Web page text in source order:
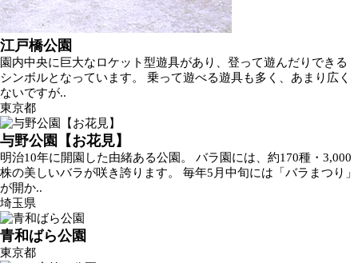
江戸橋公園
園内中央に巨大なロケット型遊具があり、登って遊んだりできる
シンボルとなっています。 乗って遊べる遊具も多く、あまり広く
ないですが..
東京都
与野公園【お花見】
明治10年に開園した由緒ある公園。 バラ園には、約170種・3,000
株の美しいバラが咲き誇ります。 毎年5月中旬には「バラまつり」
が開か..
埼玉県
青和ばら公園
東京都